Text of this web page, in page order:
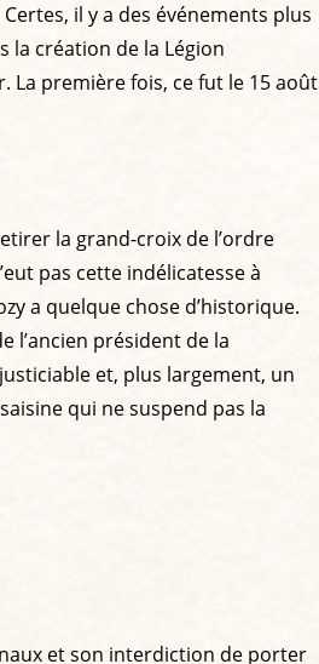
il y a des événements plus
la création de la Légion
La première fois, ce fut le 15 août
la grand-croix de l’ordre
pas cette indélicatesse à
a quelque chose d’historique.
l’ancien président de la
et, plus largement, un
qui ne suspend pas la
et son interdiction de porter